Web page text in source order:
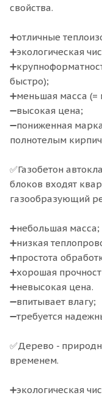
свойства.
➕отличные
➕экологическая
быстро);
➕меньшая масса
➖высокая цена;
➖пониженная
полнотелым
✅Газобетон
блоков входят
газообразующий
➕небольшая масса;
➕низкая
➕простота
➕хорошая
➕невысокая цена.
➖впитывает влагу;
➖требуется
✅Дерево -
временем.
➕экологическая